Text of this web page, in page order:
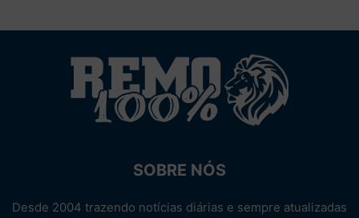
SOBRE NÓS
Desde 2004 trazendo notícias diárias e sempre atualizadas